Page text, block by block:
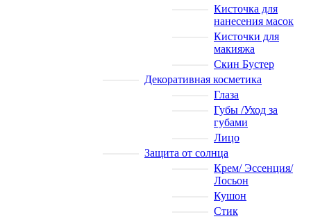
Кисточка для
нанесения масок
Кисточки для
макияжа
Скин Бустер
Декоративная косметика
Глаза
Губы /Уход за
губами
Лицо
Защита от солнца
Крем/ Эссенция/
Лосьон
Кушон
Стик